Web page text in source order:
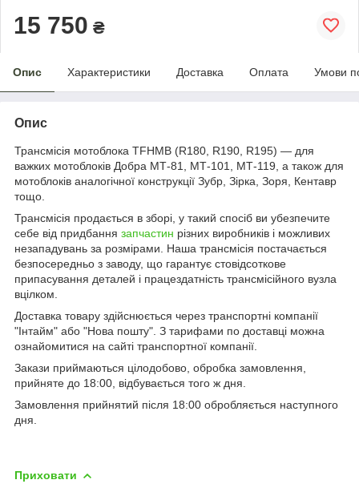
15 750 ₴
Опис Характеристики Доставка Оплата Умови
Опис
Трансмісія мотоблока TFHMB (R180, R190, R195) — для
важких мотоблоків Добра МТ-81, МТ-101, МТ-119, а також для
мотоблоків аналогічної конструкції Зубр, Зірка, Зоря, Кентавр
тощо.
Трансмісія продається в зборі, у такий спосіб ви убезпечите
себе від придбання запчастин різних виробників і можливих
незападувань за розмірами. Наша трансмісія постачається
безпосередньо з заводу, що гарантує стовідсоткове
припасування деталей і працездатність трансмісійного вузла
вцілком.
Доставка товару здійснюється через транспортні компанії
"Інтайм" або "Нова пошту". З тарифами по доставці можна
ознайомитися на сайті транспортної компанії.
Закази приймаються цілодобово, обробка замовлення,
прийняте до 18:00, відбувається того ж дня.
Замовлення прийнятий після 18:00 обробляється наступного
дня.
Приховати